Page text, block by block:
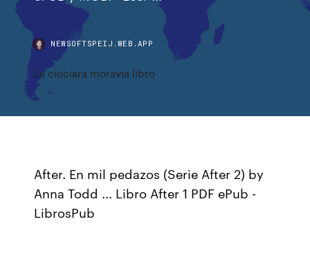
NEWSOFTSPEIJ.WEB.APP
La ciociara moravia libro
After. En mil pedazos (Serie After 2) by
Anna Todd ... Libro After 1 PDF ePub -
LibrosPub